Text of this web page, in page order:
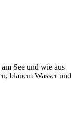
See und wie aus
blauem Wasser und